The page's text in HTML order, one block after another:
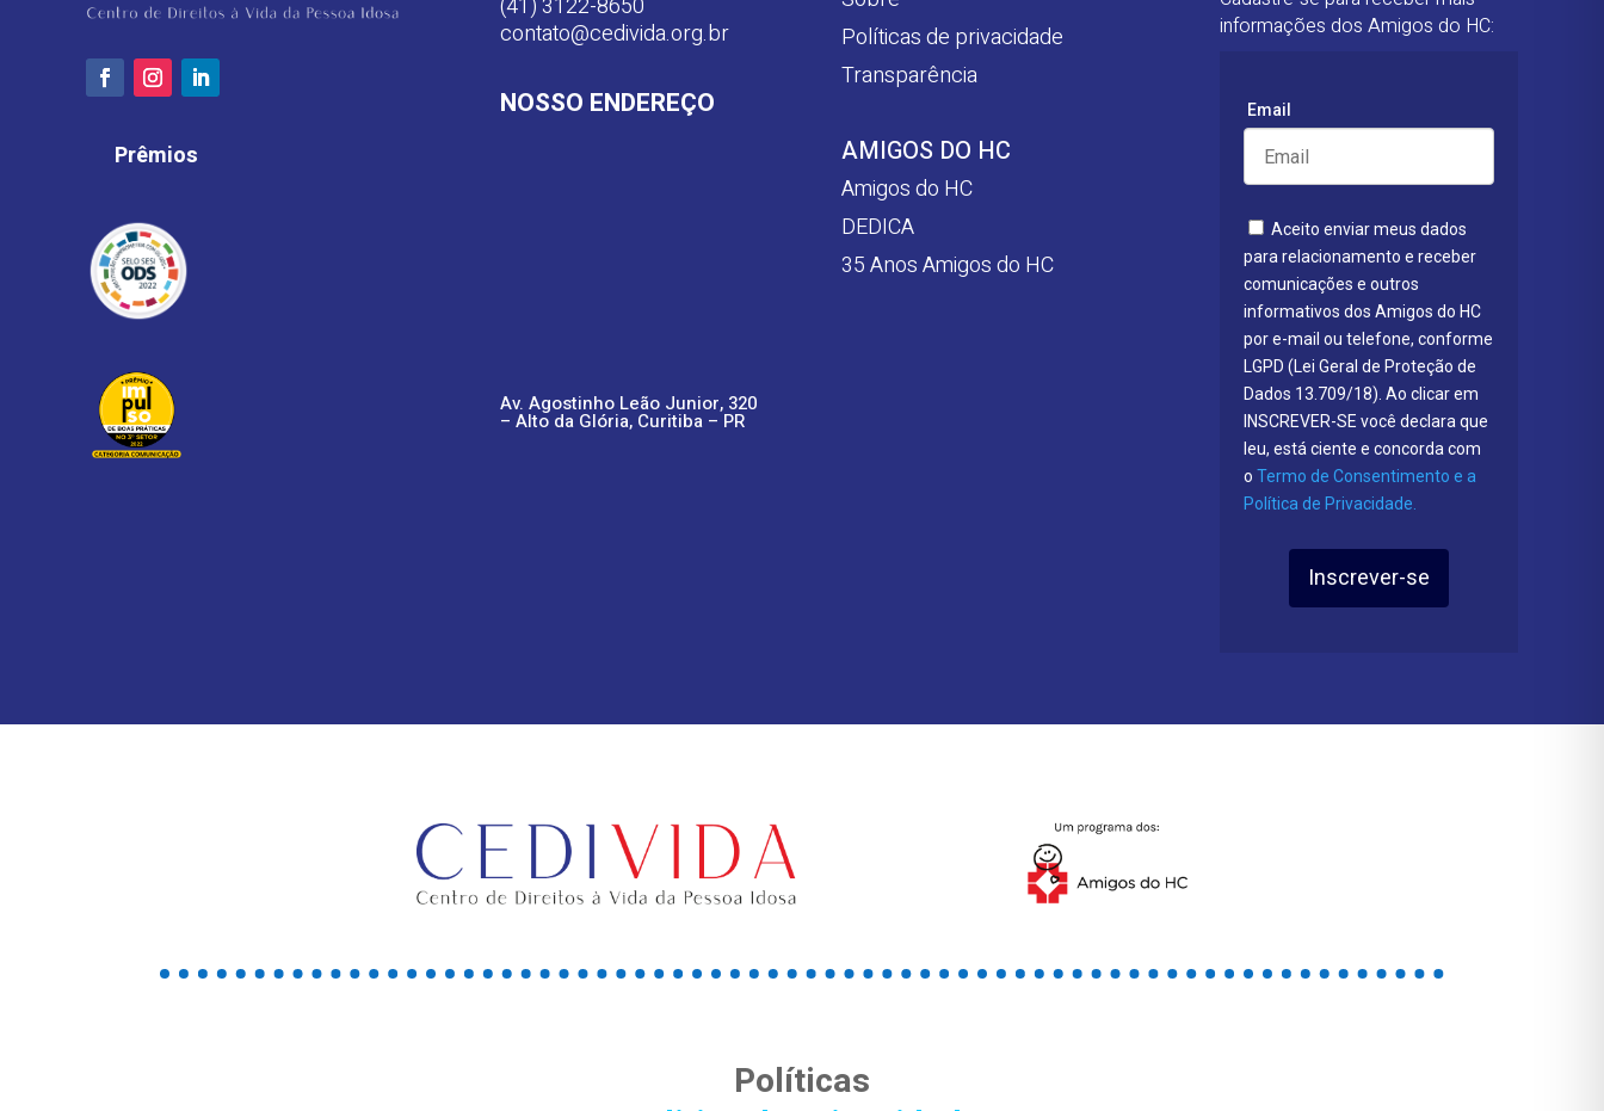
Prêmios
(41) 3122-8650
contato@cedivida.org.br
NOSSO ENDEREÇO
Av. Agostinho Leão Junior, 320
– Alto da Glória, Curitiba – PR
Políticas de privacidade
Transparência
AMIGOS DO HC
Amigos do HC
DEDICA
35 Anos Amigos do HC
informações dos Amigos do HC:
Email
Aceito enviar meus dados
para relacionamento e receber
comunicações e outros
informativos dos Amigos do HC
por e-mail ou telefone, conforme
LGPD (Lei Geral de Proteção de
Dados 13.709/18). Ao clicar em
INSCREVER-SE você declara que
leu, está ciente e concorda com
o Termo de Consentimento e a
Política de Privacidade.
Inscrever-se
Políticas